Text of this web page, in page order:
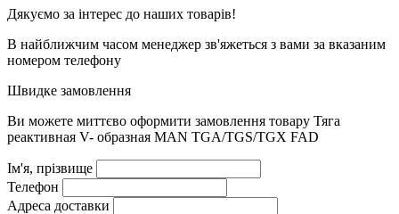
Дякуємо за інтерес до наших товарів!
В найближчим часом менеджер зв'яжеться з вами за вказаним
номером телефону
Швидке замовлення
Ви можете миттєво оформити замовлення товару Тяга
реактивная V- образная MAN TGA/TGS/TGX FAD
Ім'я, прізвище
Телефон
Адреса доставки